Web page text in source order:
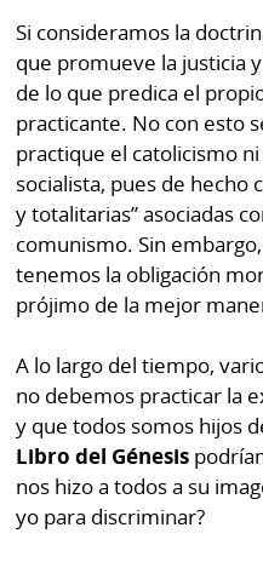
OTROS
SITIOS
Metro
por
Metro
Tienda
Panamá
Tus
Cero
KM
Corprensa
Mi
Diario
Ellas
Club
La
Prensa
Busca
Fácil
Hoy
por
Hoy
⌾
⌾
Cual
Si consideramos la
que promueve la justicia
de lo que predica el
practicante. No con esto
practique el catolicismo
socialista, pues de hecho
y totalitarias” asociadas
comunismo. Sin
tenemos la obligación
prójimo de la mejor
A lo largo del tiempo,
no debemos practicar la
y que todos somos hijos
Libro del Génesis
nos hizo a todos a su
yo para discriminar?